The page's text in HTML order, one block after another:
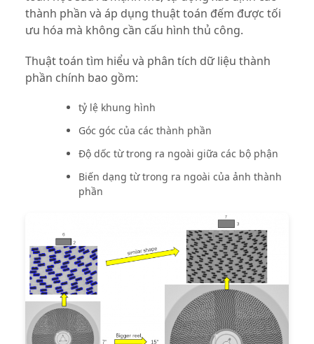
thành phần và áp dụng thuật toán đếm được tối
ưu hóa mà không cần cấu hình thủ công.
Thuật toán tìm hiểu và phân tích dữ liệu thành
phần chính bao gồm:
tỷ lệ khung hình
Góc góc của các thành phần
Độ dốc từ trong ra ngoài giữa các bộ phận
Biến dạng từ trong ra ngoài của ảnh thành
phần